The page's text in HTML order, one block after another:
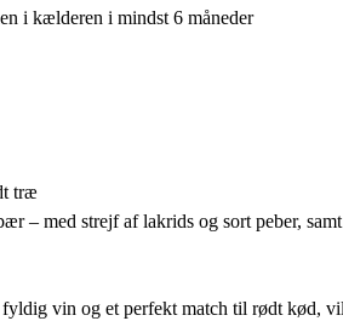
i kælderen i mindst 6 måneder
træ
– med strejf af lakrids og sort peber,
vin og et perfekt match til rødt kød,